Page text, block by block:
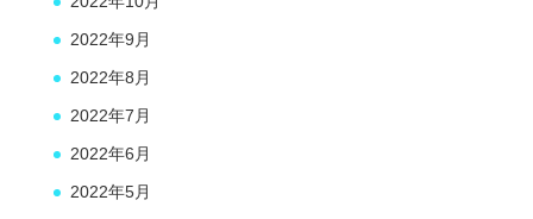
2022年9月
2022年8月
2022年7月
2022年6月
2022年5月